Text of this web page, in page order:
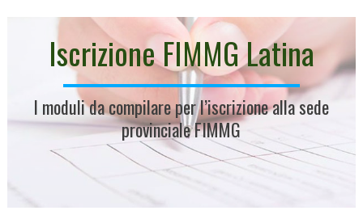
Iscrizione FIMMG Latina
I moduli da compilare per l’iscrizione alla sede
provinciale FIMMG